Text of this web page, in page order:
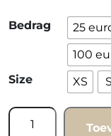
Bedrag 25
100
Size
XS S
Surprise